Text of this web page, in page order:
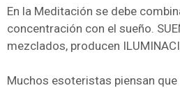
En la Meditación se debe
concentración con el sueño.
mezclados, producen
Muchos esoteristas piensan